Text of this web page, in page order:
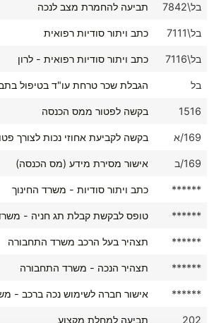
בל\7842 תביעה להחמרת מצב לנכה
בל\7111 כתב ויתור סודיות רפואית
בל\7116 כתב ויתור סודיות רפואית - לרון
בל הגבלת שכר טרחת עו"ד בטיפול
1516 בקשה לפטור ממס הכנסה
169/א בקשה לקביעת אחוזי נכות לצורך
169/ב אישור מסירת מידע (מס הכנסה)
****** כתב ויתור סודיות - משרד החינוך
****** טופס לבקשת קבלת תג חניה -
****** תצהיר בעל הרכב משרד התחבורה
****** תצהיר הנכה - משרד התחבורה
****** אישור חברה לשימוש נכה ברכב -
202 תביעה למחלת מקצוע